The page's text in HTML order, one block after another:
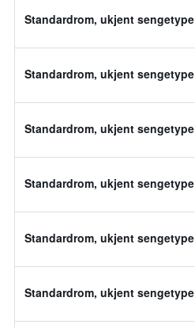
Standardrom, ukjent sengetype
Standardrom, ukjent sengetype
Standardrom, ukjent sengetype
Standardrom, ukjent sengetype
Standardrom, ukjent sengetype
Standardrom, ukjent sengetype